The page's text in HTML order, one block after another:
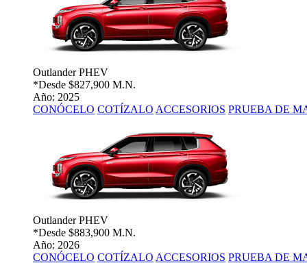
Outlander PHEV
*Desde $827,900 M.N.
Año: 2025
CONÓCELO COTÍZALO ACCESORIOS PRUEBA DE
Outlander PHEV
*Desde $883,900 M.N.
Año: 2026
CONÓCELO COTÍZALO ACCESORIOS PRUEBA DE